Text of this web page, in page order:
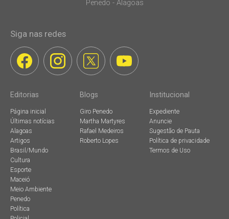
Penedo - Alagoas
Siga nas redes
Editorias
Página inicial
Últimas notícias
Alagoas
Artigos
Brasil/Mundo
Cultura
Esporte
Maceió
Meio Ambiente
Penedo
Política
Blogs
Giro Penedo
Martha Martyres
Rafael Medeiros
Roberto Lopes
Institucional
Expediente
Anuncie
Sugestão de Pauta
Política de privacidade
Termos de Uso